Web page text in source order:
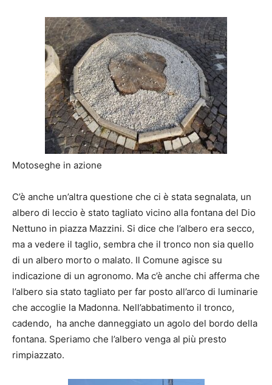
Motoseghe in azione
C’è anche un’altra questione che ci è stata segnalata, un
albero di leccio è stato tagliato vicino alla fontana del Dio
Nettuno in piazza Mazzini. Si dice che l’albero era secco,
ma a vedere il taglio, sembra che il tronco non sia quello
di un albero morto o malato. Il Comune agisce su
indicazione di un agronomo. Ma c’è anche chi afferma che
l’albero sia stato tagliato per far posto all’arco di luminarie
che accoglie la Madonna. Nell’abbatimento il tronco,
cadendo, ha anche danneggiato un agolo del bordo della
fontana. Speriamo che l’albero venga al più presto
rimpiazzato.